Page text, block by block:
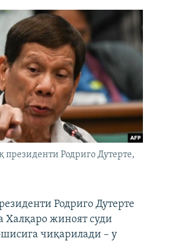
Родриго Дутерте,
Родриго Дутерте
Халқаро жиноят суди
чиқарилади – у